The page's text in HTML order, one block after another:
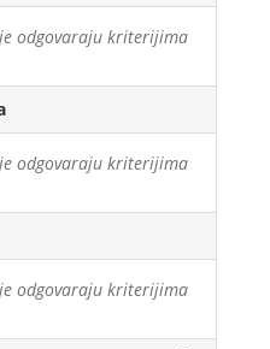
odgovaraju kriterijima
odgovaraju kriterijima
odgovaraju kriterijima